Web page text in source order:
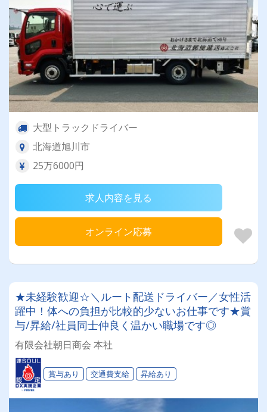
大型トラックドライバー
北海道旭川市
25万6000円
求人内容を見る
オンライン応募
★未経験歓迎☆＼ルート配送ドライバー／女性活
躍中！体への負担が比較的少ないお仕事です★賞
与/昇給/社員同士仲良く温かい職場です◎
有限会社朝日商会 本社
賞与あり 交通費支給 昇給あり